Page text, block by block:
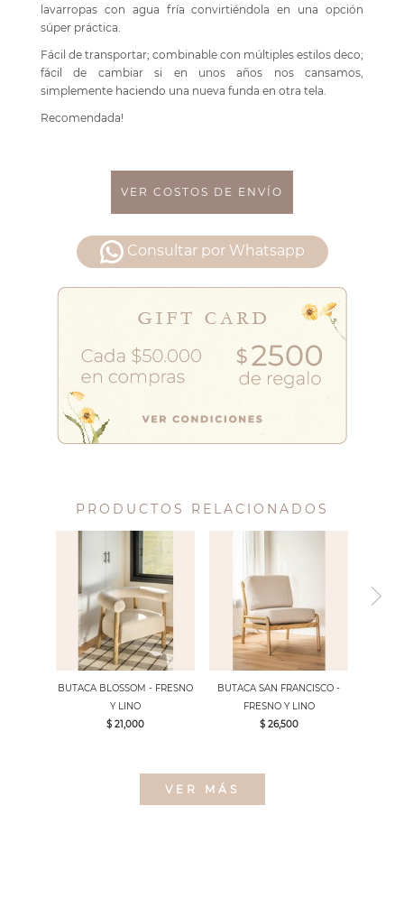
lavarropas con agua fría convirtiéndola en una opción
súper práctica.
Fácil de transportar; combinable con múltiples estilos deco;
fácil de cambiar si en unos años nos cansamos,
simplemente haciendo una nueva funda en otra tela.
Recomendada!
VER COSTOS DE ENVÍO
Consultar por Whatsapp
PRODUCTOS RELACIONADOS
BUTACA BLOSSOM - FRESNO
Y LINO
$ 21,000
BUTACA SAN FRANCISCO -
FRESNO Y LINO
$ 26,500
VER MÁS